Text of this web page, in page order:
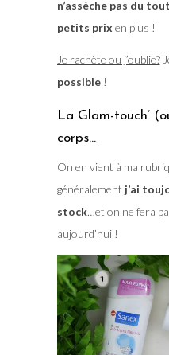
n’assèche pas du
petits prix en plus !
Je rachète ou j’oublie?
possible!
La Glam-touch’
corps…
On en vient à ma
généralement j’ai
stock…et on ne fera
aujourd’hui !